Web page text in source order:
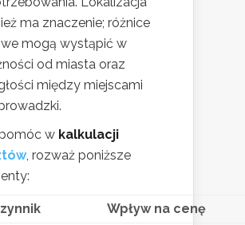
ma znaczenie; różnice
mogą wystąpić w
od miasta oraz
między miejscami
w kalkulacji
, rozważ poniższe
Wpływ na cenę